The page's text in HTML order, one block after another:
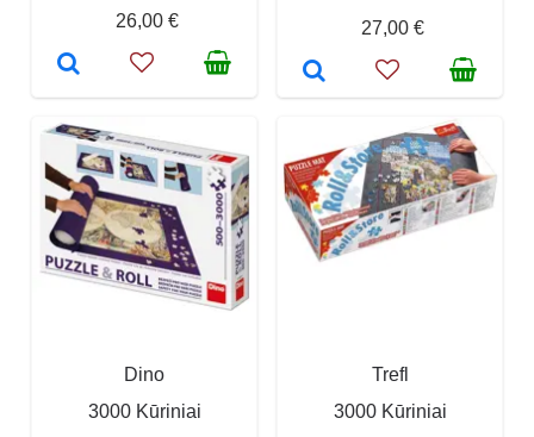
26,00 €
27,00 €
Dino
3000 Kūriniai
Trefl
3000 Kūriniai